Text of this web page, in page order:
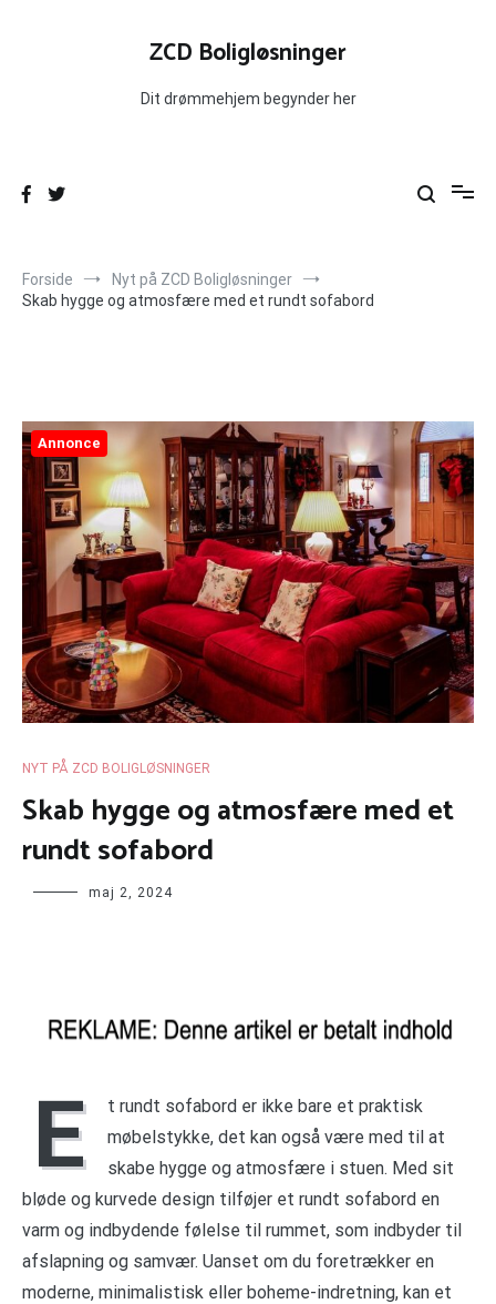
ZCD Boligløsninger
Dit drømmehjem begynder her
Forside
Nyt på ZCD Boligløsninger
Skab hygge og atmosfære med et rundt sofabord
Annonce
NYT PÅ ZCD BOLIGLØSNINGER
Skab hygge og atmosfære med et
rundt sofabord
maj 2, 2024
E
t rundt sofabord er ikke bare et praktisk
møbelstykke, det kan også være med til at
skabe hygge og atmosfære i stuen. Med sit
bløde og kurvede design tilføjer et rundt sofabord en
varm og indbydende følelse til rummet, som indbyder til
afslapning og samvær. Uanset om du foretrækker en
moderne, minimalistisk eller boheme-indretning, kan et